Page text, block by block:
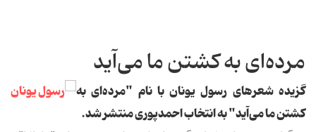
مرده‌ای به کشتن ما می‌آید
گزیده شعرهای رسول یونان با نام "مرده‌ای به
کشتن ما می‌آید" به انتخاب احمدپوری منتشر شد.